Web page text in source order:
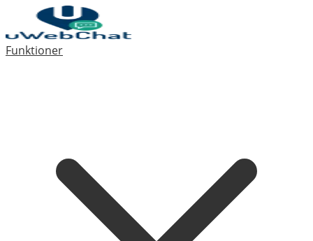
Funktioner